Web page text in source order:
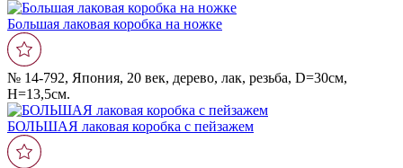
Большая лаковая коробка на ножке
№ 14-792, Япония, 20 век, дерево, лак, резьба, D=30см,
Н=13,5см.
БОЛЬШАЯ лаковая коробка с пейзажем